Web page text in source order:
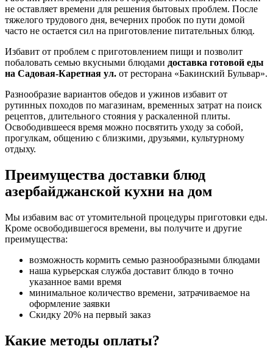
не оставляет времени для решения бытовых проблем. После
тяжелого трудового дня, вечерних пробок по пути домой
часто не остается сил на приготовление питательных блюд.
Избавит от проблем с приготовлением пищи и позволит
побаловать семью вкусными блюдами доставка готовой еды
на Садовая-Каретная ул. от ресторана «Бакинский Бульвар».
Разнообразие вариантов обедов и ужинов избавит от
рутинных походов по магазинам, временных затрат на поиск
рецептов, длительного стояния у раскаленной плиты.
Освободившееся время можно посвятить уходу за собой,
прогулкам, общению с близкими, друзьями, культурному
отдыху.
Преимущества доставки блюд
азербайджанской кухни на дом
Мы избавим вас от утомительной процедуры приготовки еды.
Кроме освободившегося времени, вы получите и другие
преимущества:
возможность кормить семью разнообразными блюдами
наша курьерская служба доставит блюдо в точно
указанное вами время
минимальное количество времени, затрачиваемое на
оформление заявки
Скидку 20% на первый заказ
Какие методы оплаты?